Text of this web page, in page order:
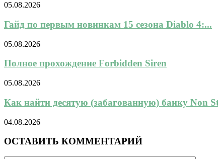
05.08.2026
Гайд по первым новинкам 15 сезона Diablo 4:...
05.08.2026
Полное прохождение Forbidden Siren
05.08.2026
Как найти десятую (забагованную) банку Non
04.08.2026
ОСТАВИТЬ КОММЕНТАРИЙ